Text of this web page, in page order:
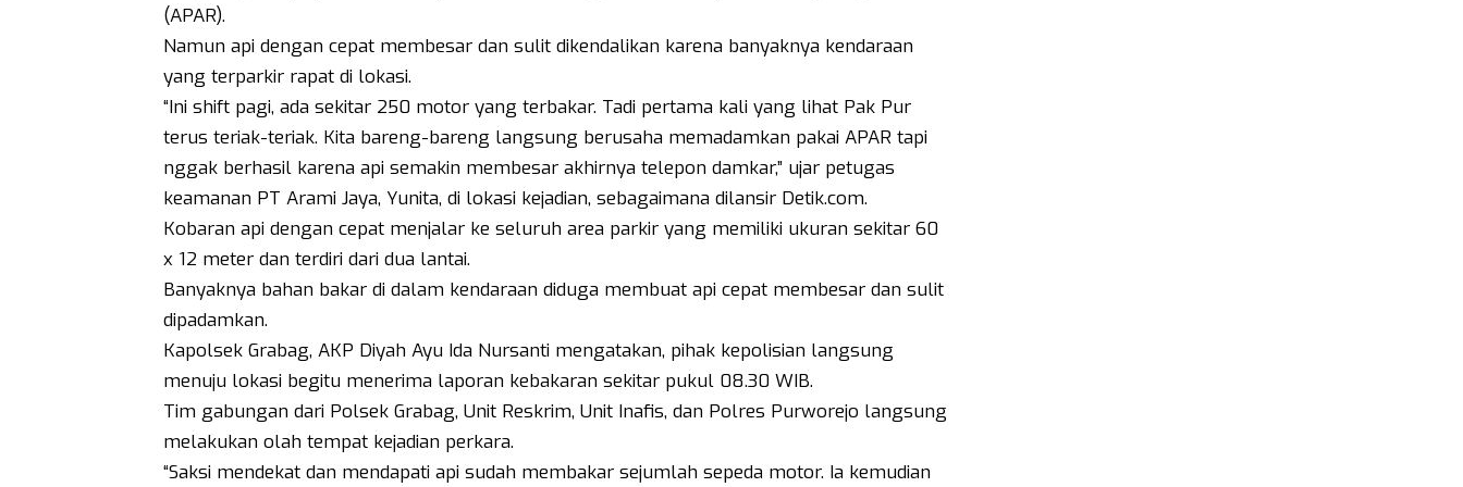
(APAR).
Namun api dengan cepat membesar dan sulit dikendalikan karena banyaknya kendaraan
yang terparkir rapat di lokasi.
“Ini shift pagi, ada sekitar 250 motor yang terbakar. Tadi pertama kali yang lihat Pak Pur
terus teriak-teriak. Kita bareng-bareng langsung berusaha memadamkan pakai APAR tapi
nggak berhasil karena api semakin membesar akhirnya telepon damkar,” ujar petugas
keamanan PT Arami Jaya, Yunita, di lokasi kejadian, sebagaimana dilansir Detik.com.
Kobaran api dengan cepat menjalar ke seluruh area parkir yang memiliki ukuran sekitar 60
x 12 meter dan terdiri dari dua lantai.
Banyaknya bahan bakar di dalam kendaraan diduga membuat api cepat membesar dan sulit
dipadamkan.
Kapolsek Grabag, AKP Diyah Ayu Ida Nursanti mengatakan, pihak kepolisian langsung
menuju lokasi begitu menerima laporan kebakaran sekitar pukul 08.30 WIB.
Tim gabungan dari Polsek Grabag, Unit Reskrim, Unit Inafis, dan Polres Purworejo langsung
melakukan olah tempat kejadian perkara.
“Saksi mendekat dan mendapati api sudah membakar sejumlah sepeda motor. Ia kemudian